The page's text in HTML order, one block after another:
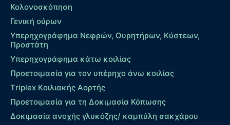
Κολονοσκόπηση
Γενική ούρων
Υπερηχογράφημα Νεφρών, Ουρητήρων, Κύστεων,
Προστάτη
Υπερηχογράφημα κάτω κοιλίας
Προετοιμασία για τον υπέρηχο άνω κοιλίας
Τriplex Kοιλιακής Αορτής
Προετοιμασία για τη Δοκιμασία Κόπωσης
Δοκιμασία ανοχής γλυκόζης/ καμπύλη σακχάρου